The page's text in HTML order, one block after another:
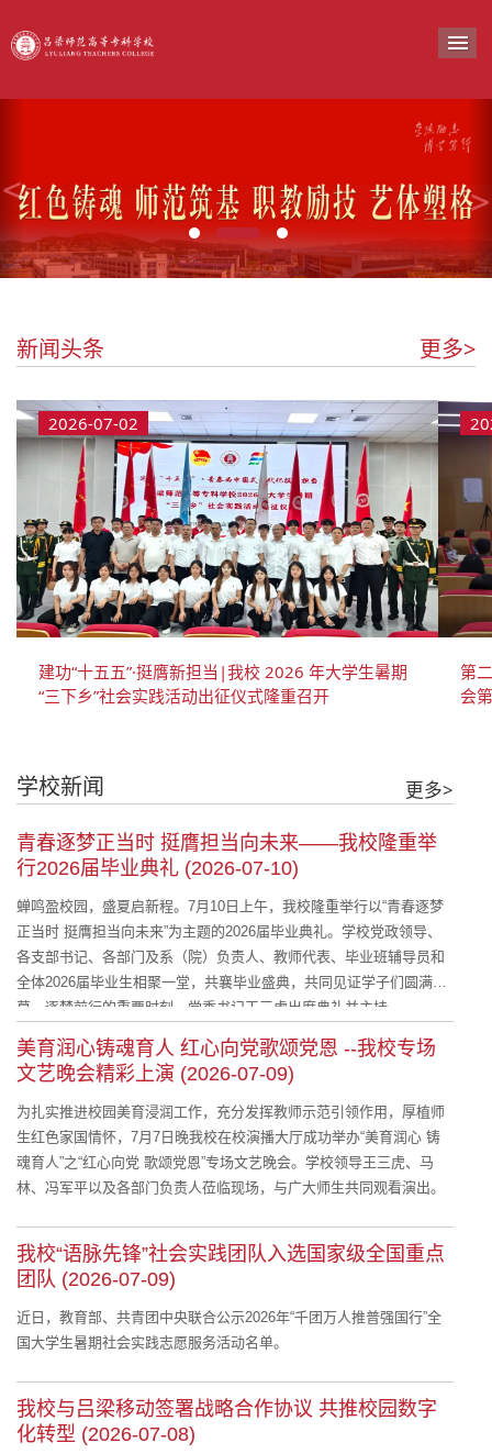
新闻头条 更多>
2026-07-02
建功“十五五”·挺膺新担当|我校 2026 年大学生暑期
“三下乡”社会实践活动出征仪式隆重召开
第
会
学校新闻 更多>
青春逐梦正当时 挺膺担当向未来——我校隆重举
行2026届毕业典礼 (2026-07-10)
蝉鸣盈校园，盛夏启新程。7月10日上午，我校隆重举行以“青春逐梦
正当时 挺膺担当向未来”为主题的2026届毕业典礼。学校党政领导、
各支部书记、各部门及系（院）负责人、教师代表、毕业班辅导员和
全体2026届毕业生相聚一堂，共襄毕业盛典，共同见证学子们圆满落
幕、逐梦前行的重要时刻。党委书记王三虎出席典礼并主持。
美育润心铸魂育人 红心向党歌颂党恩 --我校专场
文艺晚会精彩上演 (2026-07-09)
为扎实推进校园美育浸润工作，充分发挥教师示范引领作用，厚植师
生红色家国情怀，7月7日晚我校在校演播大厅成功举办“美育润心 铸
魂育人”之“红心向党 歌颂党恩”专场文艺晚会。学校领导王三虎、马
林、冯军平以及各部门负责人莅临现场，与广大师生共同观看演出。
我校“语脉先锋”社会实践团队入选国家级全国重点
团队 (2026-07-09)
近日，教育部、共青团中央联合公示2026年“千团万人推普强国行”全
国大学生暑期社会实践志愿服务活动名单。
我校与吕梁移动签署战略合作协议 共推校园数字
化转型 (2026-07-08)